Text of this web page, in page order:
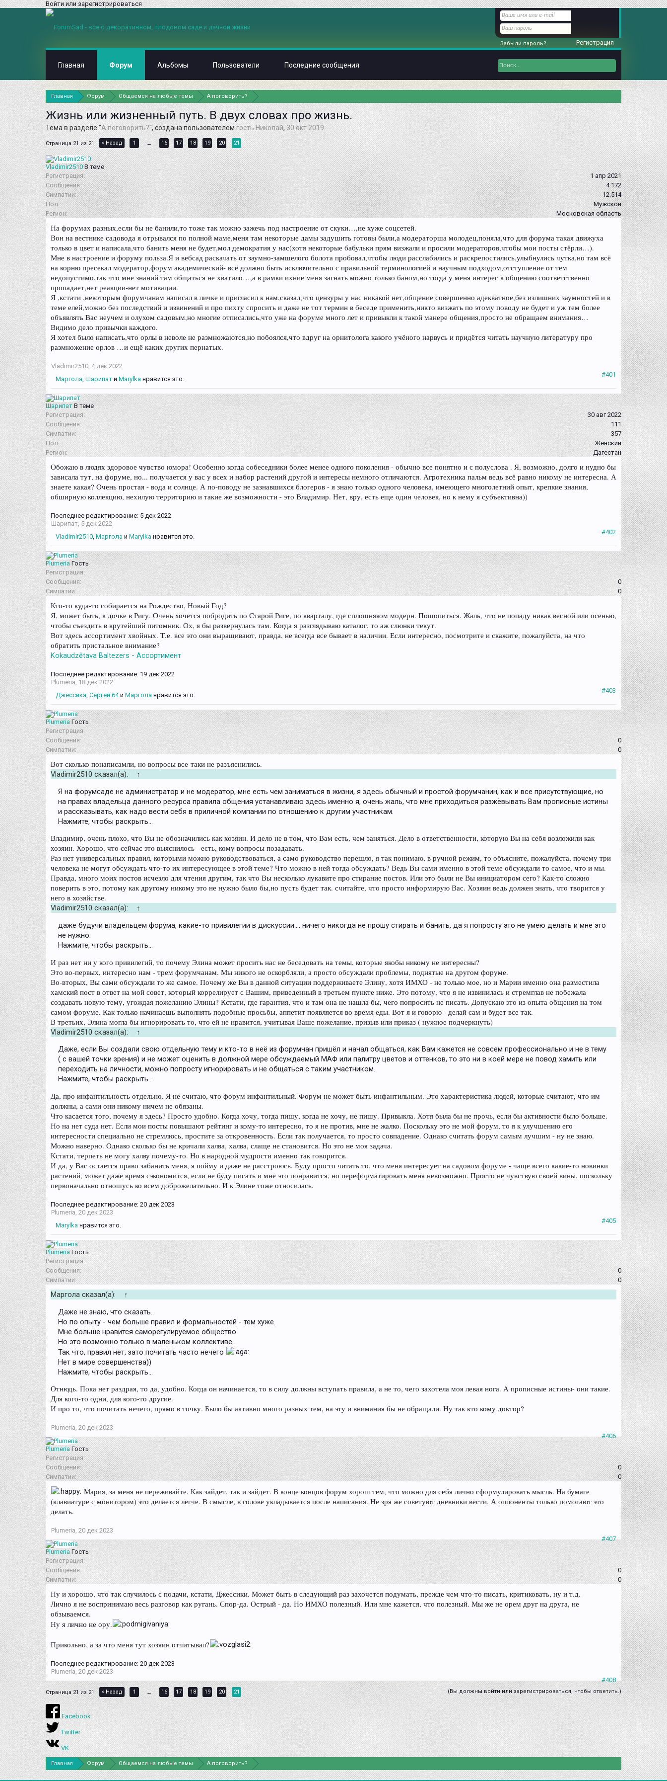
Войти или зарегистрироваться
Главная Форум Общаемся на любые темы А поговорить?
Жизнь или жизненный путь. В двух словах про жизнь.
Тема в разделе "А поговорить?", создана пользователемгость Николай,30 окт 2019.
Страница 21 из 21 < Назад 1 ← 16 17 18 19 20 21
Vladimir2510 В теме
Регистрация:
1 апр 2021
Сообщения:
4.172
Симпатии:
12.514
Пол:
Мужской
Регион:
Московская область
На форумах разных,если бы не банили,то тоже так можно зажечь под настроение от скуки…,не хуже соцсетей.
Вон на вестнике садовода я отрывался по полной маме,меня там некоторые дамы задушить готовы были,а модераторша молодец,поняла,что для форума такая движуха
только в цвет и написала,что банить меня не будет,мол демократия у нас(хотя некоторые бабульки прям визжали и просили модераторов,чтобы мои посты стёрли…).
Мне в настроение и форуму польза.Я и вебсад раскачать от заумно-замшелого болота пробовал,чтобы люди расслабились и раскрепостились,улыбнулись чутка,но там всё
на корню пресекал модератор,форум академический- всё должно быть исключительно с правильной терминологией и научным подходом,отступление от тем
недопустимо,так что мне знаний там общаться не хватило…,а в рамки ихние меня загнать можно только баном,но тогда у меня интерес к общению соответственно
пропадает,нет реакции-нет мотивации.
Я ,кстати ,некоторым форумчанам написал в личке и пригласил к нам,сказал,что цензуры у нас никакой нет,общение совершенно адекватное,без излишних заумностей и в
теме елей,можно без последствий и извинений и про пихту спросить и даже не тот термин в беседе применить,никто визжать по этому поводу не будет и уж тем более
объявлять Вас неучем и олухом садовым,но многие отписались,что уже на форуме много лет и привыкли к такой манере общения,просто не обращаем внимания…
Видимо дело привычки каждого.
Я хотел было написать,что орлы в неволе не размножаются,но побоялся,что вдруг на орнитолога какого учёного нарвусь и придётся читать научную литературу про
размножение орлов …и ещё каких других пернатых.
Vladimir2510, 4 дек 2022
#401
Маргола, Шарипат и Marylka нравится это.
Шарипат В теме
Регистрация:
30 авг 2022
Сообщения:
111
Симпатии:
357
Пол:
Женский
Регион:
Дагестан
Обожаю в людях здоровое чувство юмора! Особенно когда собеседники более менее одного поколения - обычно все понятно и с полуслова . Я, возможно, долго и нудно бы
зависала тут, на форуме, но... получается у вас у всех и набор растений другой и интересы немного отличаются. Агротехника пальм ведь всё равно никому не интересна. А
знаете какая? Очень простая - вода и солнце. А по-поводу не зазнавшихся блогеров - я знаю только одного человека, имеющего многолетний опыт, крепкие знания,
обширную коллекцию, нехилую территорию и такие же возможности - это Владимир. Нет, вру, есть еще один человек, но к нему я субъективна))
Последнее редактирование: 5 дек 2022
Шарипат, 5 дек 2022
#402
Vladimir2510, Маргола и Marylka нравится это.
Plumeria Гость
Регистрация:
Сообщения:
0
Симпатии:
0
Кто-то куда-то собирается на Рождество, Новый Год?
Я, может быть, к дочке в Ригу. Очень хочется побродить по Старой Риге, по кварталу, где сплошняком модерн. Пошопиться. Жаль, что не попаду никак весной или осенью,
чтобы съездить в крутейший питомник. Ох, я бы развернулась там. Когда я разглядываю каталог, то аж слюнки текут.
Вот здесь ассортимент хвойных. Т.е. все это они выращивают, правда, не всегда все бывает в наличии. Если интересно, посмотрите и скажите, пожалуйста, на что
обратить пристальное внимание?
Kokaudzētava Baltezers - Ассортимент
Последнее редактирование: 19 дек 2022
Plumeria, 18 дек 2022
#403
Джессика, Сергей 64и Маргола нравится это.
Plumeria Гость
Регистрация:
Сообщения:
0
Симпатии:
0
Вот сколько понаписамли, но вопросы все-таки не разъяснились.
Vladimir2510 сказал(а):
↑
Я на форумсаде не администратор и не модератор, мне есть чем заниматься в жизни, я здесь обычный и простой форумчанин, как и все присутствующие, но
на правах владельца данного ресурса правила общения устанавливаю здесь именно я, очень жаль, что мне приходиться разжёвывать Вам прописные истины
и рассказывать, как надо вести себя в приличной компании по отношению к другим участникам.
Нажмите, чтобы раскрыть...
Владимир, очень плохо, что Вы не обозначились как хозяин. И дело не в том, что Вам есть, чем заняться. Дело в ответственности, которую Вы на себя возложили как
хозяин. Хорошо, что сейчас это выяснилось - есть, кому вопросы позадавать.
Раз нет универсальных правил, которыми можно руководствоваться, а само руководство перешло, я так понимаю, в ручной режим, то объясните, пожалуйста, почему три
человека не могут обсуждать что-то их интересующее в этой теме? Что можно в ней тогда обсуждать? Ведь Вы сами именно в этой теме обсуждали то самое, что и мы.
Правда, много моих постов исчезло для чтения другим, так что Вы несколько лукавите про стирание постов. Или это были не Вы инициатором сего? Как-то сложно
поверить в это, потому как другому никому это не нужно было бы,но пусть будет так. считайте, что просто информирую Вас. Хозяин ведь должен знать, что творится у
него в хозяйстве.
Vladimir2510 сказал(а):
↑
даже будучи владельцем форума, какие-то привилегии в дискуссии…, ничего никогда не прошу стирать и банить, да я попросту это не умею делать и мне это
не нужно.
Нажмите, чтобы раскрыть...
И раз нет ни у кого привилегий, то почему Элина может просить нас не беседовать на темы, которые якобы никому не интересны?
Это во-первых, интересно нам - трем форумчанам. Мы никого не оскорбляли, а просто обсуждали проблемы, поднятые на другом форуме.
Во-вторых, Вы сами обсуждали то же самое. Почему же Вы в данной ситуации поддерживаете Элину, хотя ИМХО - не только мое, но и Марии именно она разместила
хамский пост в ответ на мой совет, который коррелирует с Вашим, приведенный в третьем пункте ниже. Это потому, что я не извинилась и стремглав не побежала
создавать новую тему, угождая пожеланию Элины? Кстати, где гарантия, что и там она не нашла бы, чего попросить не писать. Допускаю это из опыта общения на том
самом форуме. Как только начинаешь выполнять подобные просьбы, аппетит появляется во время еды. Вот я и говорю - делай сам и будет все так.
В третьих, Элина могла бы игнорировать то, что ей не нравится, учитывая Ваше пожелание, призыв или приказ ( нужное подчеркнуть)
Vladimir2510 сказал(а):
↑
Даже, если Вы создали свою отдельную тему и кто-то в неё из форумчан пришёл и начал общаться, как Вам кажется не совсем профессионально и не в тему
( с вашей точки зрения) и не может оценить в должной мере обсуждаемый МАФ или палитру цветов и оттенков, то это ни в коей мере не повод хамить или
переходить на личности, можно попросту игнорировать и не общаться с таким участником.
Нажмите, чтобы раскрыть...
Да, про инфантильность отдельно. Я не считаю, что форум инфантильный. Форум не может быть инфантильным. Это характеристика людей, которые считают, что им
должны, а сами они никому ничем не обязаны.
Что касается того, почему я здесь? Просто удобно. Когда хочу, тогда пишу, когда не хочу, не пишу. Привыкла. Хотя была бы не прочь, если бы активности было больше.
Но на нет суда нет. Если мои посты повышают рейтинг и кому-то интересно, то я не против, мне не жалко. Поскольку это не мой форум, то я к улучшению его
интересности специально не стремлюсь, простите за откровенность. Если так получается, то просто совпадение. Однако считать форум самым лучшим - ну не знаю.
Можно наверно. Однако сколько бы не кричали халва, халва, слаще не становится. Но это не моя задача.
Кстати, терпеть не могу халву почему-то. Но в народной мудрости именно так говорится.
И да, у Вас остается право забанить меня, я пойму и даже не расстроюсь. Буду просто читать то, что меня интересует на садовом форуме - чаще всего какие-то новинки
растений, может даже время сэкономится, если не буду писать и мне это понравится, но переформатировать меня невозможно. Просто не чувствую своей вины, поскольку
первоначально отношусь ко всем доброжелательно. И к Элине тоже относилась.
Последнее редактирование: 20 дек 2023
Plumeria 20 дек 2023
#405
Marylka нравится это.
Plumeria Гость
Регистрация:
Сообщения:
0
Симпатии:
0
Маргола сказал(а):
↑
Даже не знаю, что сказать..
Но по опыту - чем больше правил и формальностей - тем хуже.
Мне больше нравится саморегулируемое общество.
Но это возможно только в маленьком коллективе...
Так что, правил нет, зато почитать часто нечего
Нет в мире совершенства))
Нажмите, чтобы раскрыть...
Отнюдь. Пока нет раздрая, то да, удобно. Когда он начинается, то в силу должны вступать правила, а не то, чего захотела моя левая нога. А прописные истины- они такие.
Для кого-то одни, для кого-то другие.
И про то, что почитать нечего, прямо в точку. Было бы активно много разных тем, на эту и внимания бы не обращали. Ну так кто кому доктор?
Plumeria, 20 дек 2023
#406
Plumeria Гость
Регистрация:
Сообщения:
0
Симпатии:
0
Мария, за меня не переживайте. Как зайдет, так и зайдет. В конце концов форум хорош тем, что можно для себя лично сформулировать мысль. На бумаге
(клавиатуре с монитором) это делается легче. В смысле, в голове укладывается после написания. Не зря же советуют дневники вести. А оппоненты только помогают это
делать.
Plumeria, 20 дек 2023
#407
Plumeria Гость
Регистрация:
Сообщения:
0
Симпатии:
0
Ну и хорошо, что так случилось с подачи, кстати, Джессики. Может быть в следующий раз захочется подумать, прежде чем что-то писать, критиковать, ну и т.д.
Лично я не воспринимаю весь разговор как ругань. Спор-да. Острый - да. Но ИМХО полезный. Или мне кажется, что полезный. Мы же не орем друг на друга, не
обзываемся.
Ну я лично не ору.
Прикольно, а за что меня тут хозяин отчитывал?
Последнее редактирование: 20 дек 2023
Plumeria, 20 дек 2023
#408
(Вы должны войти или зарегистрироваться, чтобы ответить.)
Страница 21 из 21 < Назад 1 ← 16 17 18 19 20 21
Facebook
Twitter
VK
Главная Форум Общаемся на любые темы А поговорить?
Забыли пароль? Регистрация
Главная Форум Альбомы Пользователи Последние сообщения